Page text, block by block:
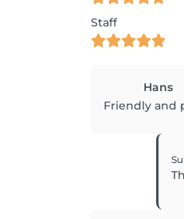
Staff
Hans
Friendly and